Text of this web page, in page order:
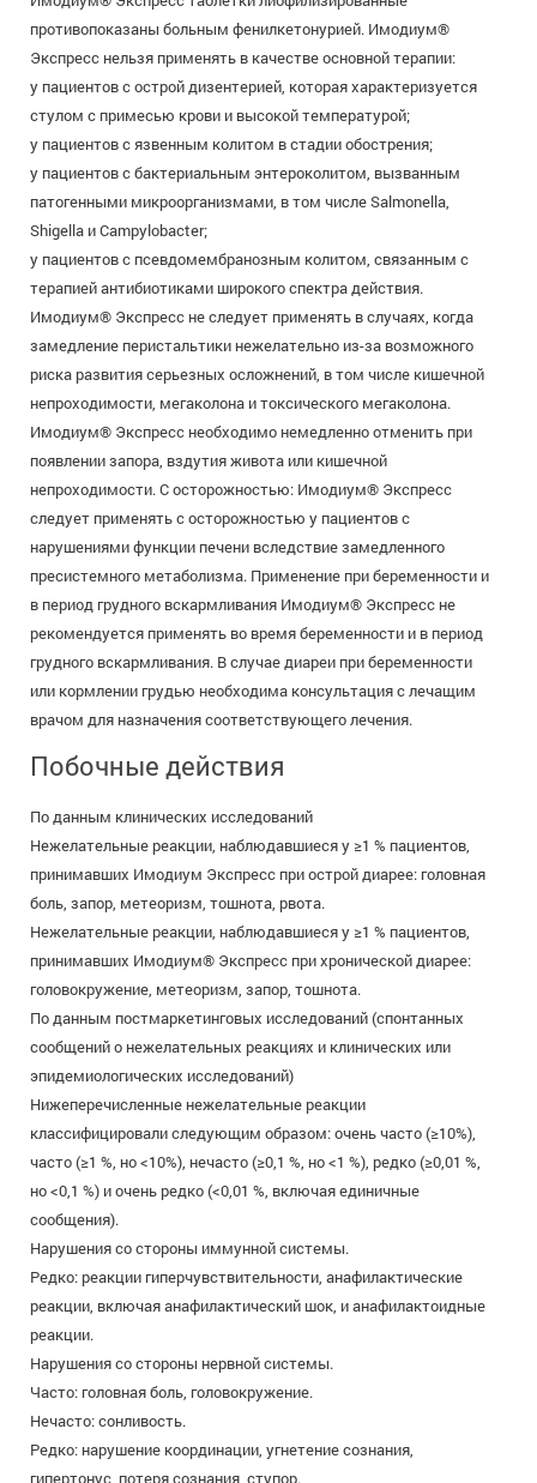
противопоказаны больным фенилкетонурией. Имодиум®
Экспресс нельзя применять в качестве основной терапии:
у пациентов с острой дизентерией, которая характеризуется
стулом с примесью крови и высокой температурой;
у пациентов с язвенным колитом в стадии обострения;
у пациентов с бактериальным энтероколитом, вызванным
патогенными микроорганизмами, в том числе Salmonella,
Shigella и Campylobacter;
у пациентов с псевдомембранозным колитом, связанным с
терапией антибиотиками широкого спектра действия.
Имодиум® Экспресс не следует применять в случаях, когда
замедление перистальтики нежелательно из-за возможного
риска развития серьезных осложнений, в том числе кишечной
непроходимости, мегаколона и токсического мегаколона.
Имодиум® Экспресс необходимо немедленно отменить при
появлении запора, вздутия живота или кишечной
непроходимости. С осторожностью: Имодиум® Экспресс
следует применять с осторожностью у пациентов с
нарушениями функции печени вследствие замедленного
пресистемного метаболизма. Применение при беременности и
в период грудного вскармливания Имодиум® Экспресс не
рекомендуется применять во время беременности и в период
грудного вскармливания. В случае диареи при беременности
или кормлении грудью необходима консультация с лечащим
врачом для назначения соответствующего лечения.
Побочные действия
По данным клинических исследований
Нежелательные реакции, наблюдавшиеся у ≥1 % пациентов,
принимавших Имодиум Экспресс при острой диарее: головная
боль, запор, метеоризм, тошнота, рвота.
Нежелательные реакции, наблюдавшиеся у ≥1 % пациентов,
принимавших Имодиум® Экспресс при хронической диарее:
головокружение, метеоризм, запор, тошнота.
По данным постмаркетинговых исследований (спонтанных
сообщений о нежелательных реакциях и клинических или
эпидемиологических исследований)
Нижеперечисленные нежелательные реакции
классифицировали следующим образом: очень часто (≥10%),
часто (≥1 %, но <10%), нечасто (≥0,1 %, но <1 %), редко (≥0,01 %,
но <0,1 %) и очень редко (<0,01 %, включая единичные
сообщения).
Нарушения со стороны иммунной системы.
Редко: реакции гиперчувствительности, анафилактические
реакции, включая анафилактический шок, и анафилактоидные
реакции.
Нарушения со стороны нервной системы.
Часто: головная боль, головокружение.
Нечасто: сонливость.
Редко: нарушение координации, угнетение сознания,
гипертонус, потеря сознания, ступор.